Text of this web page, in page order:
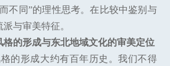
不同”的理性思考。在比较中鉴别与
与审美特征。
格的形成与东北地域文化的审美定位
的形成大约有百年历史。我们不得